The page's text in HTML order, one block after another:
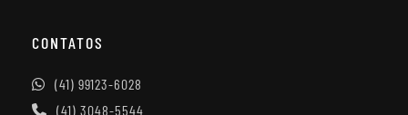
CONTATOS
(41) 99123-6028
(41) 3048-5544